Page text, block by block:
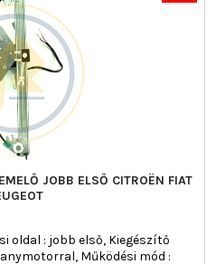
JOBB ELSŐ CITROËN FIAT
oldal : jobb első, Kiegészítő
Működési mód :